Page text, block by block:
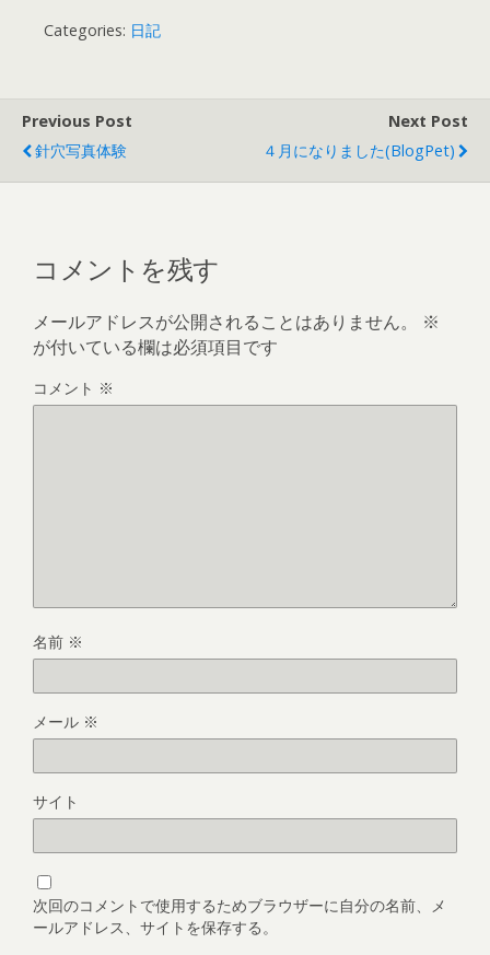
Categories: 日記
Previous Post
針穴写真体験
Next Post
４月になりました(BlogPet)
コメントを残す
メールアドレスが公開されることはありません。
※
が付いている欄は必須項目です
コメント ※
名前 ※
メール ※
サイト
次回のコメントで使用するためブラウザーに自分の名前、メ
ールアドレス、サイトを保存する。